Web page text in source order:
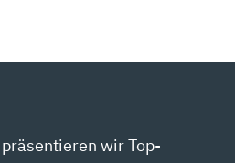
wir Top-